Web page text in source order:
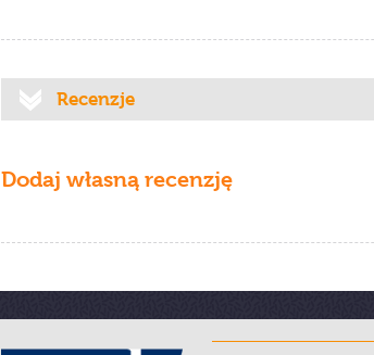
Recenzje
Dodaj własną recenzję